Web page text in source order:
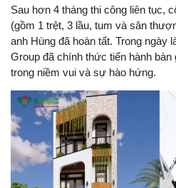
Sau hơn 4 tháng thi công liên tục,
(gồm 1 trệt, 3 lầu, tum và sân
anh Hùng đã hoàn tất. Trong ngày
Group đã chính thức tiến hành bàn
trong niềm vui và sự hào hứng.